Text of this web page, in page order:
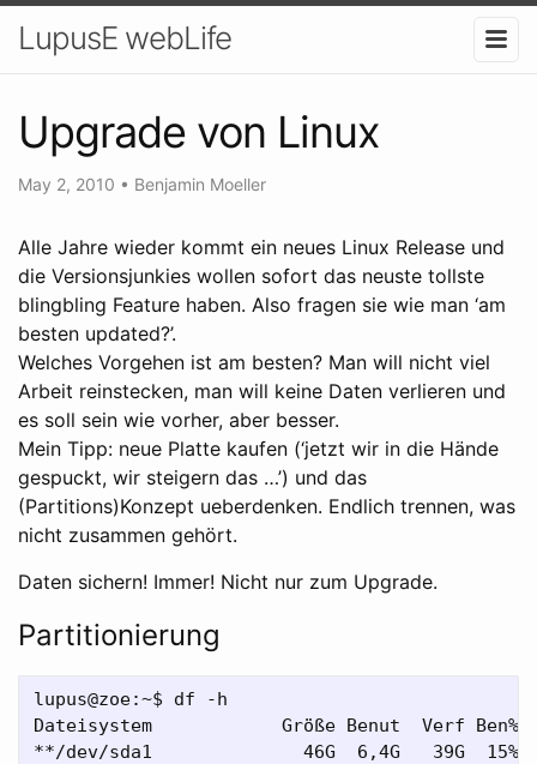
LupusE webLife
Upgrade von Linux
May 2, 2010 • Benjamin Moeller
Alle Jahre wieder kommt ein neues Linux Release und
die Versionsjunkies wollen sofort das neuste tollste
blingbling Feature haben. Also fragen sie wie man ‘am
besten updated?’.
Welches Vorgehen ist am besten? Man will nicht viel
Arbeit reinstecken, man will keine Daten verlieren und
es soll sein wie vorher, aber besser.
Mein Tipp: neue Platte kaufen (‘jetzt wir in die Hände
gespuckt, wir steigern das …’) und das
(Partitions)Konzept ueberdenken. Endlich trennen, was
nicht zusammen gehört.
Daten sichern! Immer! Nicht nur zum Upgrade.
Partitionierung
lupus@zoe:~$ df -h
Dateisystem            Größe Benut  Verf Ben%
**/dev/sda1              46G  6,4G   39G